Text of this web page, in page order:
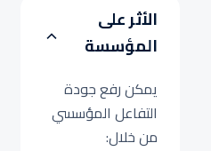
الأثر على
المؤسسة
يمكن رفع جودة
التفاعل المؤسسي
من خلال: